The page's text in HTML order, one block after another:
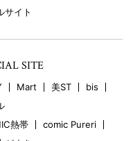
サイト
SITE
Mart 美ST
bis
熱帯
comic Pureri